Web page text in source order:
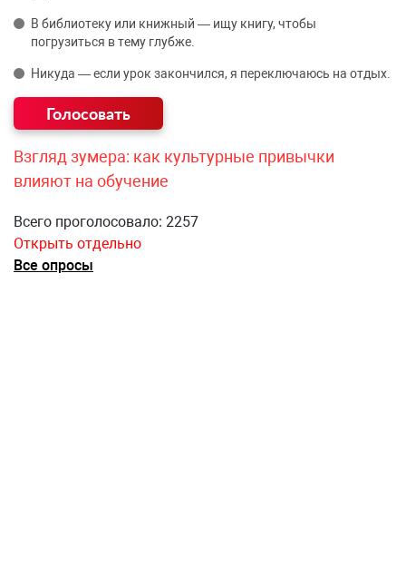
В библиотеку или книжный — ищу книгу, чтобы
погрузиться в тему глубже.
Никуда — если урок закончился, я переключаюсь на отдых.
Взгляд зумера: как культурные привычки
влияют на обучение
Всего проголосовало: 2257
Открыть отдельно
Все опросы